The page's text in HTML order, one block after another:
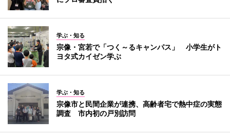
学ぶ・知る
宗像・宮若で「つく～るキャンパス」 小学生がト
ヨタ式カイゼン学ぶ
学ぶ・知る
宗像市と民間企業が連携、高齢者宅で熱中症の実態
調査 市内初の戸別訪問